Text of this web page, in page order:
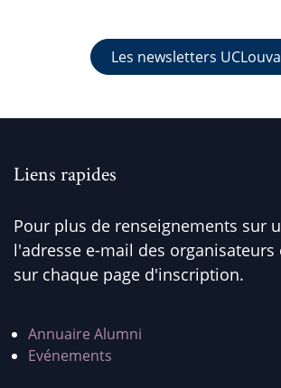
Les newsletters
Liens rapides
Pour plus de renseignements sur
l'adresse e-mail des
sur chaque page d'inscription.
Annuaire Alumni
Evénements